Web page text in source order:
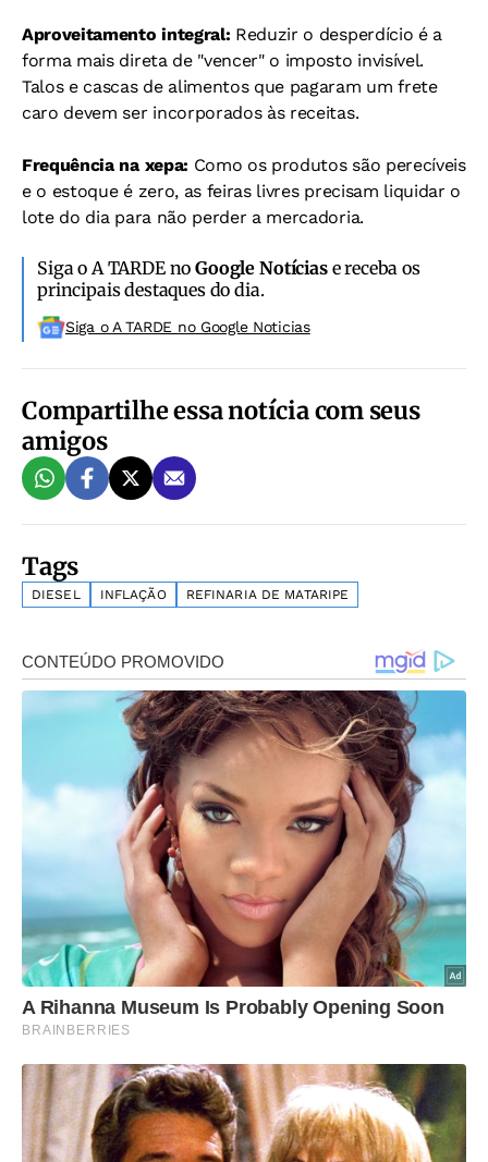
Aproveitamento integral: Reduzir o desperdício é a
forma mais direta de "vencer" o imposto invisível.
Talos e cascas de alimentos que pagaram um frete
caro devem ser incorporados às receitas.
Frequência na xepa: Como os produtos são perecíveis
e o estoque é zero, as feiras livres precisam liquidar o
lote do dia para não perder a mercadoria.
Siga o A TARDE noGoogle Notíciase receba os
principais destaques do dia.
Siga o A TARDE no Google Noticias
Compartilhe essa notícia com seus
amigos
Tags
DIESEL INFLAÇÃO REFINARIA DE MATARIPE